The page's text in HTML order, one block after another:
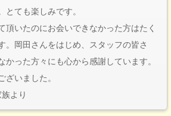
とても楽しみです。
頂いたのにお会いできなかった方はたく
。岡田さんをはじめ、スタッフの皆さ
かった方々にも心から感謝しています。
ざいました。
より